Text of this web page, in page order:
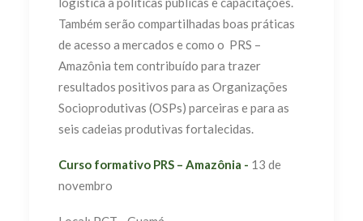
Também serão compartilhadas boas práticas
de acesso a mercados e como o PRS –
Amazônia tem contribuído para trazer
resultados positivos para as Organizações
Socioprodutivas (OSPs) parceiras e para as
seis cadeias produtivas fortalecidas.
Curso formativo PRS – Amazônia - 13 de
novembro